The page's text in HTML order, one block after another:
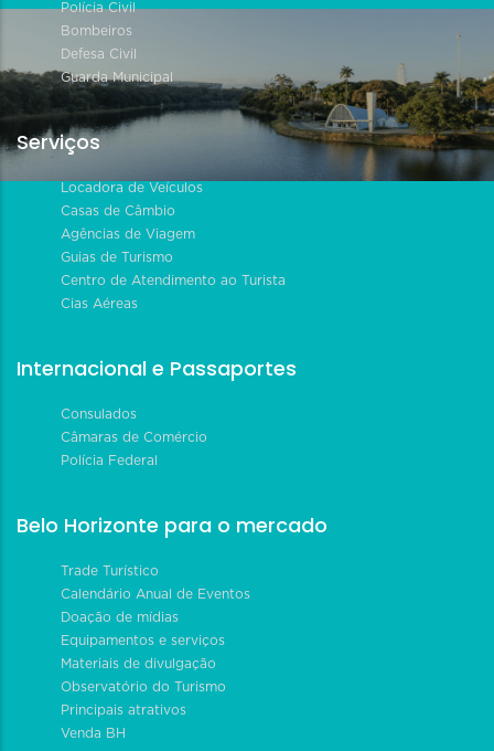
Polícia Civil
Bombeiros
Defesa Civil
Guarda Municipal
Serviços
Locadora de Veículos
Casas de Câmbio
Agências de Viagem
Guias de Turismo
Centro de Atendimento ao Turista
Cias Aéreas
Internacional e Passaportes
Consulados
Câmaras de Comércio
Polícia Federal
Belo Horizonte para o mercado
Trade Turístico
Calendário Anual de Eventos
Doação de mídias
Equipamentos e serviços
Materiais de divulgação
Observatório do Turismo
Principais atrativos
Venda BH